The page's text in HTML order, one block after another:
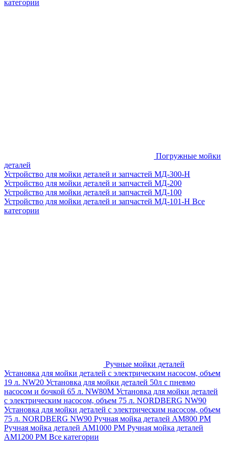
категории
Погружные мойки
деталей
Устройство для мойки деталей и запчастей МД-300-H
Устройство для мойки деталей и запчастей МД-200
Устройство для мойки деталей и запчастей МД-100
Устройство для мойки деталей и запчастей МД-101-Н Все
категории
Ручные мойки деталей
Установка для мойки деталей с электрическим насосом, объем
19 л. NW20 Установка для мойки деталей 50л с пневмо
насосом и бочкой 65 л. NW80M Установка для мойки деталей
с электрическим насосом, объем 75 л. NORDBERG NW90
Установка для мойки деталей с электрическим насосом, объем
75 л. NORDBERG NW90 Ручная мойка деталей АМ800 РМ
Ручная мойка деталей АМ1000 РМ Ручная мойка деталей
АМ1200 РМ Все категории